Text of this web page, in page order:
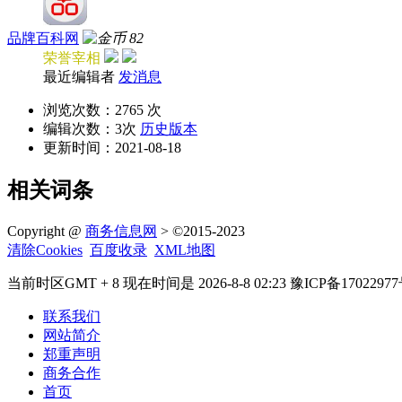
品牌百科网
82
荣誉宰相
最近编辑者 发消息
浏览次数： 2765 次
编辑次数： 3次 历史版本
更新时间： 2021-08-18
相关词条
Copyright @ 商务信息网 > ©2015-2023
清除Cookies 百度收录 XML地图
当前时区GMT + 8 现在时间是 2026-8-8 02:23 豫ICP备17022977
联系我们
网站简介
郑重声明
商务合作
首页